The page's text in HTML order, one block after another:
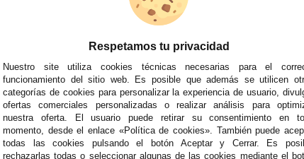
Respetamos tu privacidad
Nuestro site utiliza cookies técnicas necesarias para el
funcionamiento del sitio web. Es posible que además se utilicen
categorías de cookies para personalizar la experiencia de usuario,
ofertas comerciales personalizadas o realizar análisis para
nuestra oferta. El usuario puede retirar su consentimiento en
momento, desde el enlace «Política de cookies». También puede
todas las cookies pulsando el botón Aceptar y Cerrar. Es
rechazarlas todas o seleccionar algunas de las cookies mediante el